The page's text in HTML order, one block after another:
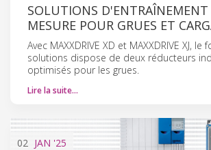
SOLUTIONS D'ENTRAÎNEMENT
MESURE POUR GRUES ET
Avec MAXXDRIVE XD et MAXXDRIVE XJ,
solutions dispose de deux réducteurs
optimisés pour les grues.
Lire la suite…
02 JAN '25